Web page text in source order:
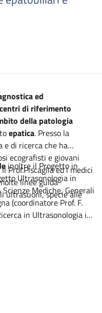
ed
centri di riferimento
della patologia
epatica. Presso la
di ricerca che ha
ecografisti e giovani
Prof.Piscaglia ed i medici
linee guida
ultrasuoni, specie alle
inoltre il Progetto in
Ultrasonologia in
Mediche, Generali
(coordinatore Prof. F.
in Ultrasonologia in